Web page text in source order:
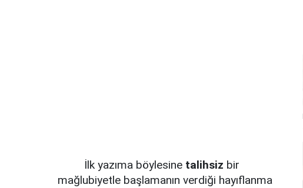
İlk yazıma böylesine talihsiz bir
mağlubiyetle başlamanın verdiği hayıflanma